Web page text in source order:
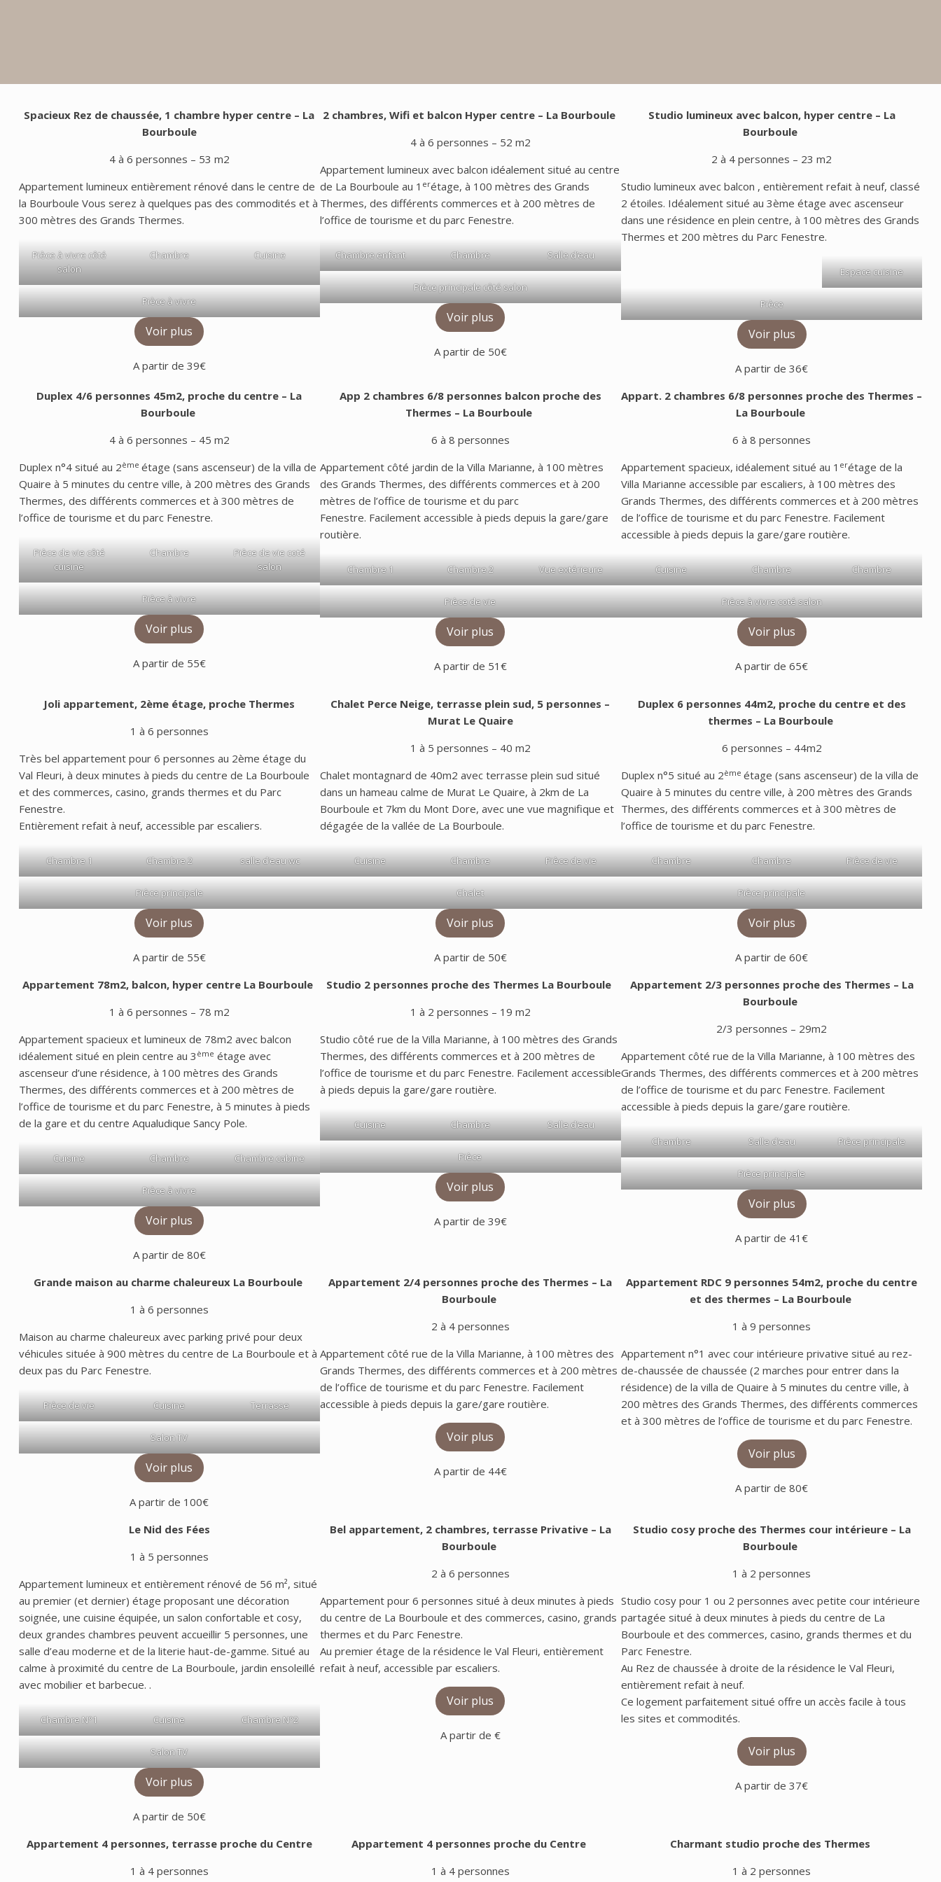
Spacieux Rez de chaussée, 1 chambre hyper centre – La
Bourboule
4 à 6 personnes – 53 m2
Appartement lumineux entièrement rénové dans le centre de
la Bourboule Vous serez à quelques pas des commodités et à
300 mètres des Grands Thermes.
Pièce à vivre côté
salon
Chambre Cuisine
Pièce à vivre
Voir plus
A partir de 39€
2 chambres, Wifi et balcon Hyper centre– La Bourboule
4 à 6 personnes – 52 m2
Appartement lumineux avec balcon idéalement situé au centre
de La Bourboule au 1 erétage, à 100 mètres des Grands
Thermes, des différents commerces et à 200 mètres de
l’office de tourisme et du parc Fenestre.
Chambre enfant Chambre Salle d’eau
Pièce principale côté salon
Voir plus
A partir de 50€
Studio lumineux avec balcon, hyper centre– La
Bourboule
2 à 4 personnes – 23 m2
Studio lumineux avec balcon , entièrement refait à neuf, classé
2 étoiles. Idéalement situé au 3ème étage avec ascenseur
dans une résidence en plein centre, à 100 mètres des Grands
Thermes et 200 mètres du Parc Fenestre.
Espace cuisine
Pièce
Voir plus
A partir de 36€
Duplex 4/6 personnes 45m2, proche du centre – La
Bourboule
4 à 6 personnes – 45 m2
Duplex n°4 situé au 2ème étage (sans ascenseur) de la villa de
Quaire à 5 minutes du centre ville, à 200 mètres des Grands
Thermes, des différents commerces et à 300 mètres de
l’office de tourisme et du parc Fenestre.
Pièce de vie côté
cuisine
Chambre
Pièce de vie coté
salon
Pièce à vivre
Voir plus
A partir de 55€
App 2 chambres 6/8 personnes balcon proche des
Thermes – La Bourboule
6 à 8 personnes
Appartement côté jardin de la Villa Marianne, à 100 mètres
des Grands Thermes, des différents commerces et à 200
mètres de l’office de tourisme et du parc
Fenestre. Facilement accessible à pieds depuis la gare/gare
routière.
Chambre 1 Chambre 2 Vue extérieure
Pièce de vie
Voir plus
A partir de 51€
Appart. 2 chambres 6/8 personnes proche des Thermes –
La Bourboule
6 à 8 personnes
Appartement spacieux, idéalement situé au 1 erétage de la
Villa Marianne accessible par escaliers, à 100 mètres des
Grands Thermes, des différents commerces et à 200 mètres
de l’office de tourisme et du parc Fenestre. Facilement
accessible à pieds depuis la gare/gare routière.
Cuisine Chambre Chambre
Pièce à vivre coté salon
Voir plus
A partir de 65€
Joli appartement, 2ème étage, proche Thermes
1 à 6 personnes
Très bel appartement pour 6 personnes au 2ème étage du
Val Fleuri, à deux minutes à pieds du centre de La Bourboule
et des commerces, casino, grands thermes et du Parc
Fenestre.
Entièrement refait à neuf, accessible par escaliers.
Chambre 1 Chambre 2 salle d’eau wc
Pièce principale
Voir plus
A partir de 55€
Chalet Perce Neige, terrasse plein sud, 5 personnes –
Murat Le Quaire
1 à 5 personnes – 40 m2
Chalet montagnard de 40m2 avec terrasse plein sud situé
dans un hameau calme de Murat Le Quaire, à 2km de La
Bourboule et 7km du Mont Dore, avec une vue magnifique et
dégagée de la vallée de La Bourboule.
Cuisine Chambre Pièce de vie
Chalet
Voir plus
A partir de 50€
Duplex 6 personnes 44m2, proche du centre et des
thermes – La Bourboule
6 personnes – 44m2
Duplex n°5 situé au 2ème étage (sans ascenseur) de la villa de
Quaire à 5 minutes du centre ville, à 200 mètres des Grands
Thermes, des différents commerces et à 300 mètres de
l’office de tourisme et du parc Fenestre.
Chambre Chambre Pièce de vie
Pièce principale
Voir plus
A partir de 60€
Appartement 78m2, balcon, hyper centre La Bourboule
1 à 6 personnes – 78 m2
Appartement spacieux et lumineux de 78m2 avec balcon
idéalement situé en plein centre au 3 ème étage avec
ascenseur d’une résidence, à 100 mètres des Grands
Thermes, des différents commerces et à 200 mètres de
l’office de tourisme et du parc Fenestre, à 5 minutes à pieds
de la gare et du centre Aqualudique Sancy Pole.
Cuisine Chambre Chambre cabine
Pièce à vivre
Voir plus
A partir de 80€
Studio 2 personnes proche des Thermes La Bourboule
1 à 2 personnes – 19 m2
Studio côté rue de la Villa Marianne, à 100 mètres des Grands
Thermes, des différents commerces et à 200 mètres de
l’office de tourisme et du parc Fenestre. Facilement accessible
à pieds depuis la gare/gare routière.
Cuisine Chambre Salle d’eau
Pièce
Voir plus
A partir de 39€
Appartement 2/3 personnes proche des Thermes – La
Bourboule
2/3 personnes – 29m2
Appartement côté rue de la Villa Marianne, à 100 mètres des
Grands Thermes, des différents commerces et à 200 mètres
de l’office de tourisme et du parc Fenestre. Facilement
accessible à pieds depuis la gare/gare routière.
Chambre Salle d’eau Pièce principale
Pièce principale
Voir plus
A partir de 41€
Grande maison au charme chaleureuxLa Bourboule
1 à 6 personnes
Maison au charme chaleureux avec parking privé pour deux
véhicules située à 900 mètres du centre de La Bourboule et à
deux pas du Parc Fenestre.
Pièce de vie Cuisine Terrasse
Salon TV
Voir plus
A partir de 100€
Appartement 2/4 personnes proche des Thermes – La
Bourboule
2 à 4 personnes
Appartement côté rue de la Villa Marianne, à 100 mètres des
Grands Thermes, des différents commerces et à 200 mètres
de l’office de tourisme et du parc Fenestre. Facilement
accessible à pieds depuis la gare/gare routière.
Voir plus
A partir de 44€
Appartement RDC 9 personnes 54m2, proche du centre
et des thermes – La Bourboule
1 à 9 personnes
Appartement n°1 avec cour intérieure privative situé au rez-
de-chaussée de chaussée (2 marches pour entrer dans la
résidence) de la villa de Quaire à 5 minutes du centre ville, à
200 mètres des Grands Thermes, des différents commerces
et à 300 mètres de l’office de tourisme et du parc Fenestre.
Voir plus
A partir de 80€
Le Nid des Fées
1 à 5 personnes
Appartement lumineux et entièrement rénové de 56 m², situé
au premier (et dernier) étage proposant une décoration
soignée, une cuisine équipée, un salon confortable et cosy,
deux grandes chambres peuvent accueillir 5 personnes, une
salle d’eau moderne et de la literie haut-de-gamme. Situé au
calme à proximité du centre de La Bourboule, jardin ensoleillé
avec mobilier et barbecue. .
Chambre N°1 Cuisine Chambre N°2
Salon TV
Voir plus
A partir de 50€
Bel appartement, 2 chambres, terrasse Privative– La
Bourboule
2 à 6 personnes
Appartement pour 6 personnes situé à deux minutes à pieds
du centre de La Bourboule et des commerces, casino, grands
thermes et du Parc Fenestre.
Au premier étage de la résidence le Val Fleuri, entièrement
refait à neuf, accessible par escaliers.
Voir plus
A partir de €
Studio cosy proche des Thermes cour intérieure– La
Bourboule
1 à 2 personnes
Studio cosy pour 1 ou 2 personnes avec petite cour intérieure
partagée situé à deux minutes à pieds du centre de La
Bourboule et des commerces, casino, grands thermes et du
Parc Fenestre.
Au Rez de chaussée à droite de la résidence le Val Fleuri,
entièrement refait à neuf.
Ce logement parfaitement situé offre un accès facile à tous
les sites et commodités.
Voir plus
A partir de 37€
Appartement 4 personnes, terrasse proche du Centre
1 à 4 personnes
Appartement 4 personnes proche du Centre
1 à 4 personnes
Charmant studio proche des Thermes
1 à 2 personnes